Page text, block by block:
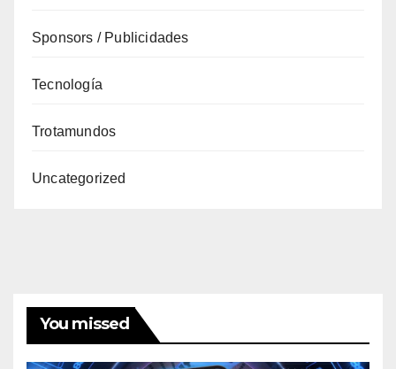
Sponsors / Publicidades
Tecnología
Trotamundos
Uncategorized
You missed